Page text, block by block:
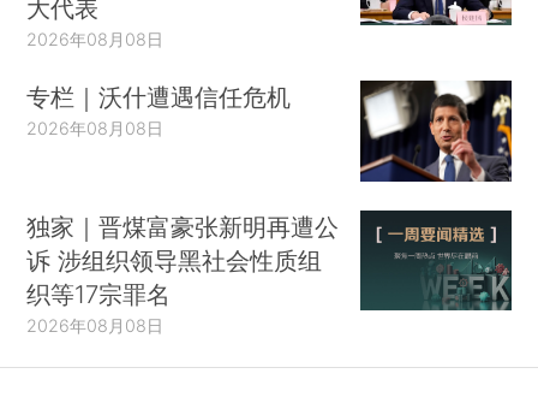
大代表
2026年08月08日
专栏｜沃什遭遇信任危机
2026年08月08日
独家｜晋煤富豪张新明再遭公
诉 涉组织领导黑社会性质组
织等17宗罪名
2026年08月08日